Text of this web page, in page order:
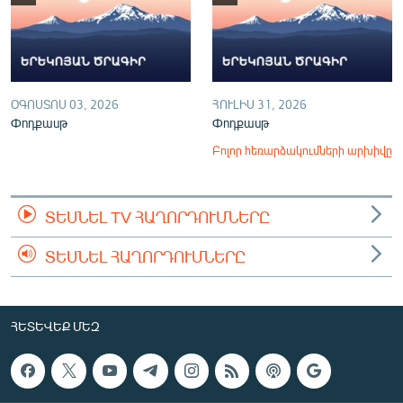
ՕԳՈՍՏՈՍ 03, 2026
Փոդքասթ
ՀՈՒԼԻՍ 31, 2026
Փոդքասթ
Բոլոր հեռարձակումների արխիվը
ՏԵՍՆԵԼ TV ՀԱՂՈՐԴՈՒՄՆԵՐԸ
ՏԵՍՆԵԼ ՀԱՂՈՐԴՈՒՄՆԵՐԸ
ՀԵՏԵՎԵՔ ՄԵԶ